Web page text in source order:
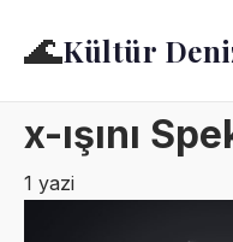
🌊Kültür
x-ışını
1 yazi